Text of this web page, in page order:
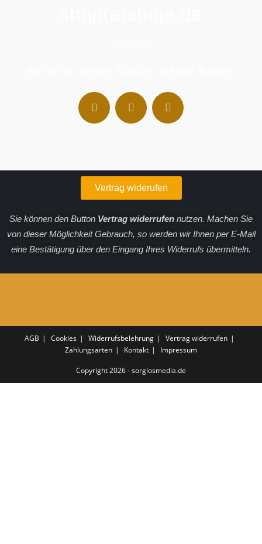
Vertrag widerufen
Sie können den Button Vertrag widerrufen nutzen. Machen Sie
von dieser Möglichkeit Gebrauch, so werden wir Ihnen perE-Mail
eine Bestätigung über den Eingang Ihres Widerrufs übermitteln.
AGB Cookies Widerrufsbelehrung
Vertrag widerrufen
Zahlungsarten
Kontakt Impressum
Copyright 2026 - sorglosmedia.de